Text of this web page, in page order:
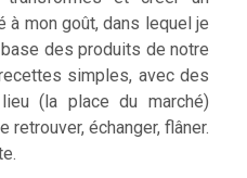
mon goût, dans lequel je
des produits de notre
simples, avec des
(la place du marché)
retrouver, échanger, flâner.